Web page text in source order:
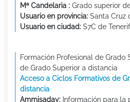
Mª Candelaria : Grado superior
Usuario en provincia: Santa Cruz
Usuario en ciudad: S7C de
Formación Profesional de Grado
de Grado Superior a distancia
Acceso a Ciclos Formativos de
distancia
Ammisaday: Información para la